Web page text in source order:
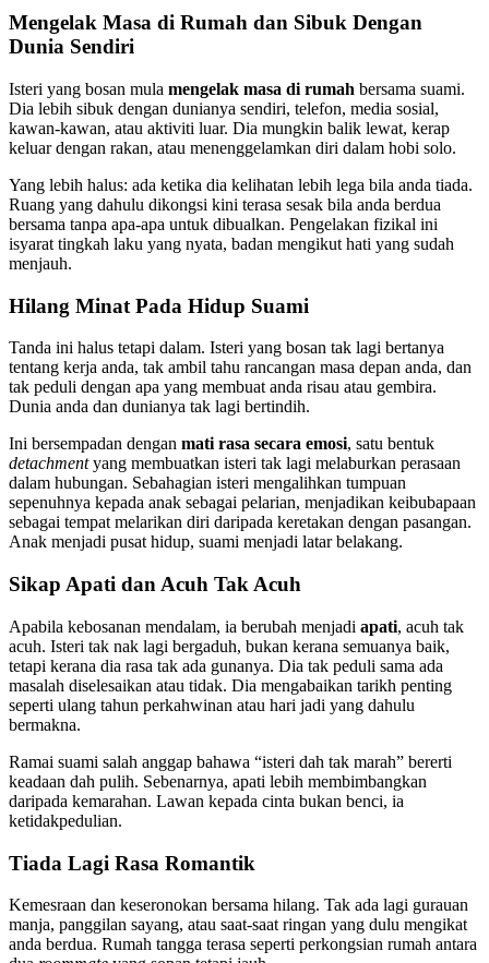
Mengelak Masa di Rumah dan Sibuk Dengan
Dunia Sendiri
Isteri yang bosan mula mengelak masa di rumah bersama suami.
Dia lebih sibuk dengan dunianya sendiri, telefon, media sosial,
kawan-kawan, atau aktiviti luar. Dia mungkin balik lewat, kerap
keluar dengan rakan, atau menenggelamkan diri dalam hobi solo.
Yang lebih halus: ada ketika dia kelihatan lebih lega bila anda tiada.
Ruang yang dahulu dikongsi kini terasa sesak bila anda berdua
bersama tanpa apa-apa untuk dibualkan. Pengelakan fizikal ini
isyarat tingkah laku yang nyata, badan mengikut hati yang sudah
menjauh.
Hilang Minat Pada Hidup Suami
Tanda ini halus tetapi dalam. Isteri yang bosan tak lagi bertanya
tentang kerja anda, tak ambil tahu rancangan masa depan anda, dan
tak peduli dengan apa yang membuat anda risau atau gembira.
Dunia anda dan dunianya tak lagi bertindih.
Ini bersempadan dengan mati rasa secara emosi, satu bentuk
detachmentyang membuatkan isteri tak lagi melaburkan perasaan
dalam hubungan. Sebahagian isteri mengalihkan tumpuan
sepenuhnya kepada anak sebagai pelarian, menjadikan keibubapaan
sebagai tempat melarikan diri daripada keretakan dengan pasangan.
Anak menjadi pusat hidup, suami menjadi latar belakang.
Sikap Apati dan Acuh Tak Acuh
Apabila kebosanan mendalam, ia berubah menjadi apati, acuh tak
acuh. Isteri tak nak lagi bergaduh, bukan kerana semuanya baik,
tetapi kerana dia rasa tak ada gunanya. Dia tak peduli sama ada
masalah diselesaikan atau tidak. Dia mengabaikan tarikh penting
seperti ulang tahun perkahwinan atau hari jadi yang dahulu
bermakna.
Ramai suami salah anggap bahawa “isteri dah tak marah” bererti
keadaan dah pulih. Sebenarnya, apati lebih membimbangkan
daripada kemarahan. Lawan kepada cinta bukan benci, ia
ketidakpedulian.
Tiada Lagi Rasa Romantik
Kemesraan dan keseronokan bersama hilang. Tak ada lagi gurauan
manja, panggilan sayang, atau saat-saat ringan yang dulu mengikat
anda berdua. Rumah tangga terasa seperti perkongsian rumah antara